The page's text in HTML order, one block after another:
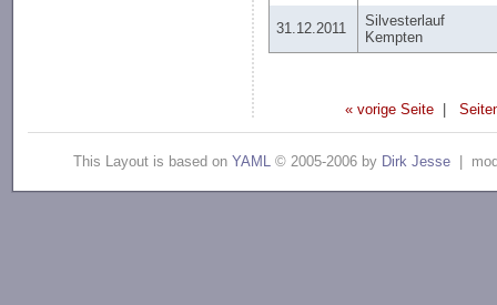
31.12.2011
Silvesterlauf
Kempten
« vorige Seite |
This Layout is based on YAML © 2005-2006 by Dirk Jesse |